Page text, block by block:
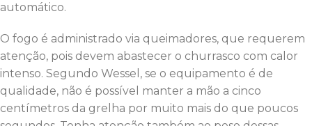
automático.
O fogo é administrado via queimadores, que requerem
atenção, pois devem abastecer o churrasco com calor
intenso. Segundo Wessel, se o equipamento é de
qualidade, não é possível manter a mão a cinco
centímetros da grelha por muito mais do que poucos